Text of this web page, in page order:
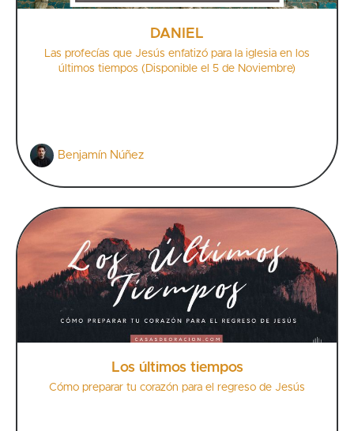
DANIEL
Las profecías que Jesús enfatizó para la iglesia en los
últimos tiempos (Disponible el 5 de Noviembre)
Benjamín Núñez
Los últimos tiempos
Cómo preparar tu corazón para el regreso de Jesús